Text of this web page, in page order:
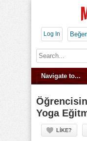
Log In
Yoga
LIKE?